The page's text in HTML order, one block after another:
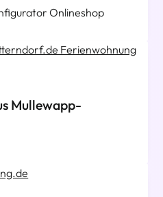
Onlineshop
Mullewapp-